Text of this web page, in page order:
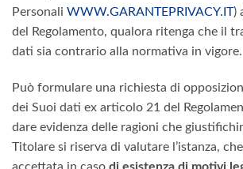
Personali WWW.GARANTEPRIVACY.IT)
del Regolamento, qualora ritenga che il
dati sia contrario alla normativa in vigore.
Può formulare una richiesta di
dei Suoi dati ex articolo 21 del
dare evidenza delle ragioni che
Titolare si riserva di valutare l’istanza,